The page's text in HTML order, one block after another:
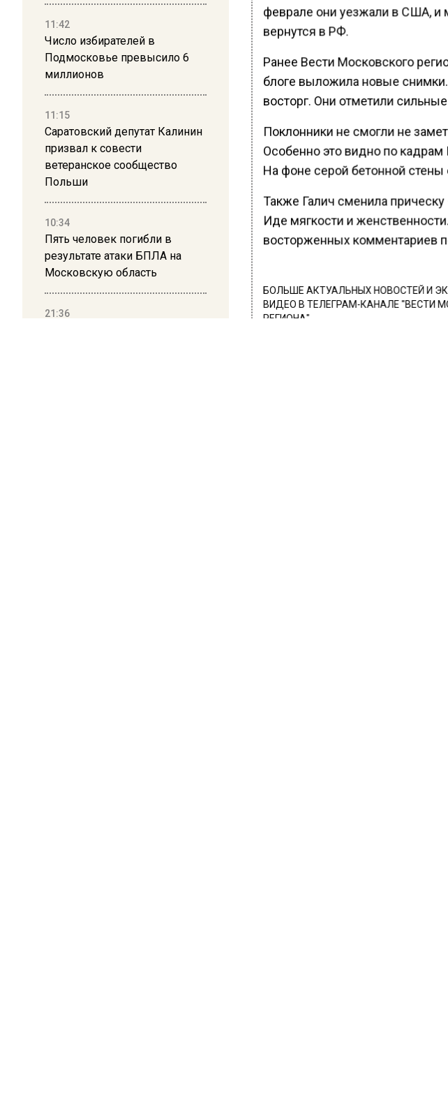
11:42
Число избирателей в
Подмосковье превысило 6
миллионов
11:15
Саратовский депутат Калинин
призвал к совести
ветеранское сообщество
Польши
10:34
Пять человек погибли в
результате атаки БПЛА на
Московскую область
21:36
феврале они уезжали в США, и
вернутся в РФ.
Ранее Вести Московского
блоге выложила новые
восторг. Они отметили
Поклонники не смогли не
Особенно это видно по
На фоне серой бетонной стены
Также Галич сменила прическу
Иде мягкости и
восторженных комментариев
БОЛЬШЕ АКТУАЛЬНЫХ НОВОСТЕЙ И
ВИДЕО В ТЕЛЕГРАМ-КАНАЛЕ "ВЕСТИ
РЕГИОНА".